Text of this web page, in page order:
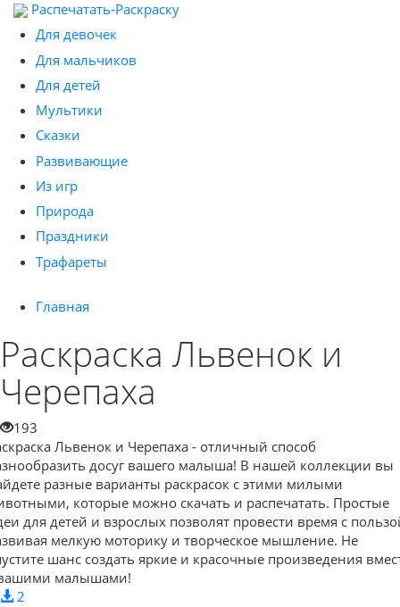
Распечатать-Раскраску
Для девочек
Для мальчиков
Для детей
Мультики
Сказки
Развивающие
Из игр
Природа
Праздники
Трафареты
Главная
Раскраска Львенок и
Черепаха
193
Львенок и Черепаха - отличный способ
досуг вашего малыша! В нашей коллекции вы
разные варианты раскрасок с этими милыми
которые можно скачать и распечатать. Простые
для детей и взрослых позволят провести время с
мелкую моторику и творческое мышление. Не
шанс создать яркие и красочные произведения
малышами!
2